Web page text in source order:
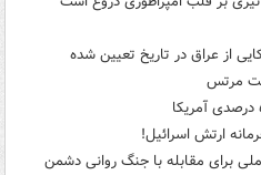
از عراق در تاریخ تعیین شده
مرتس
ارتش اسرائیل!
برای مقابله با جنگ روانی دشمن